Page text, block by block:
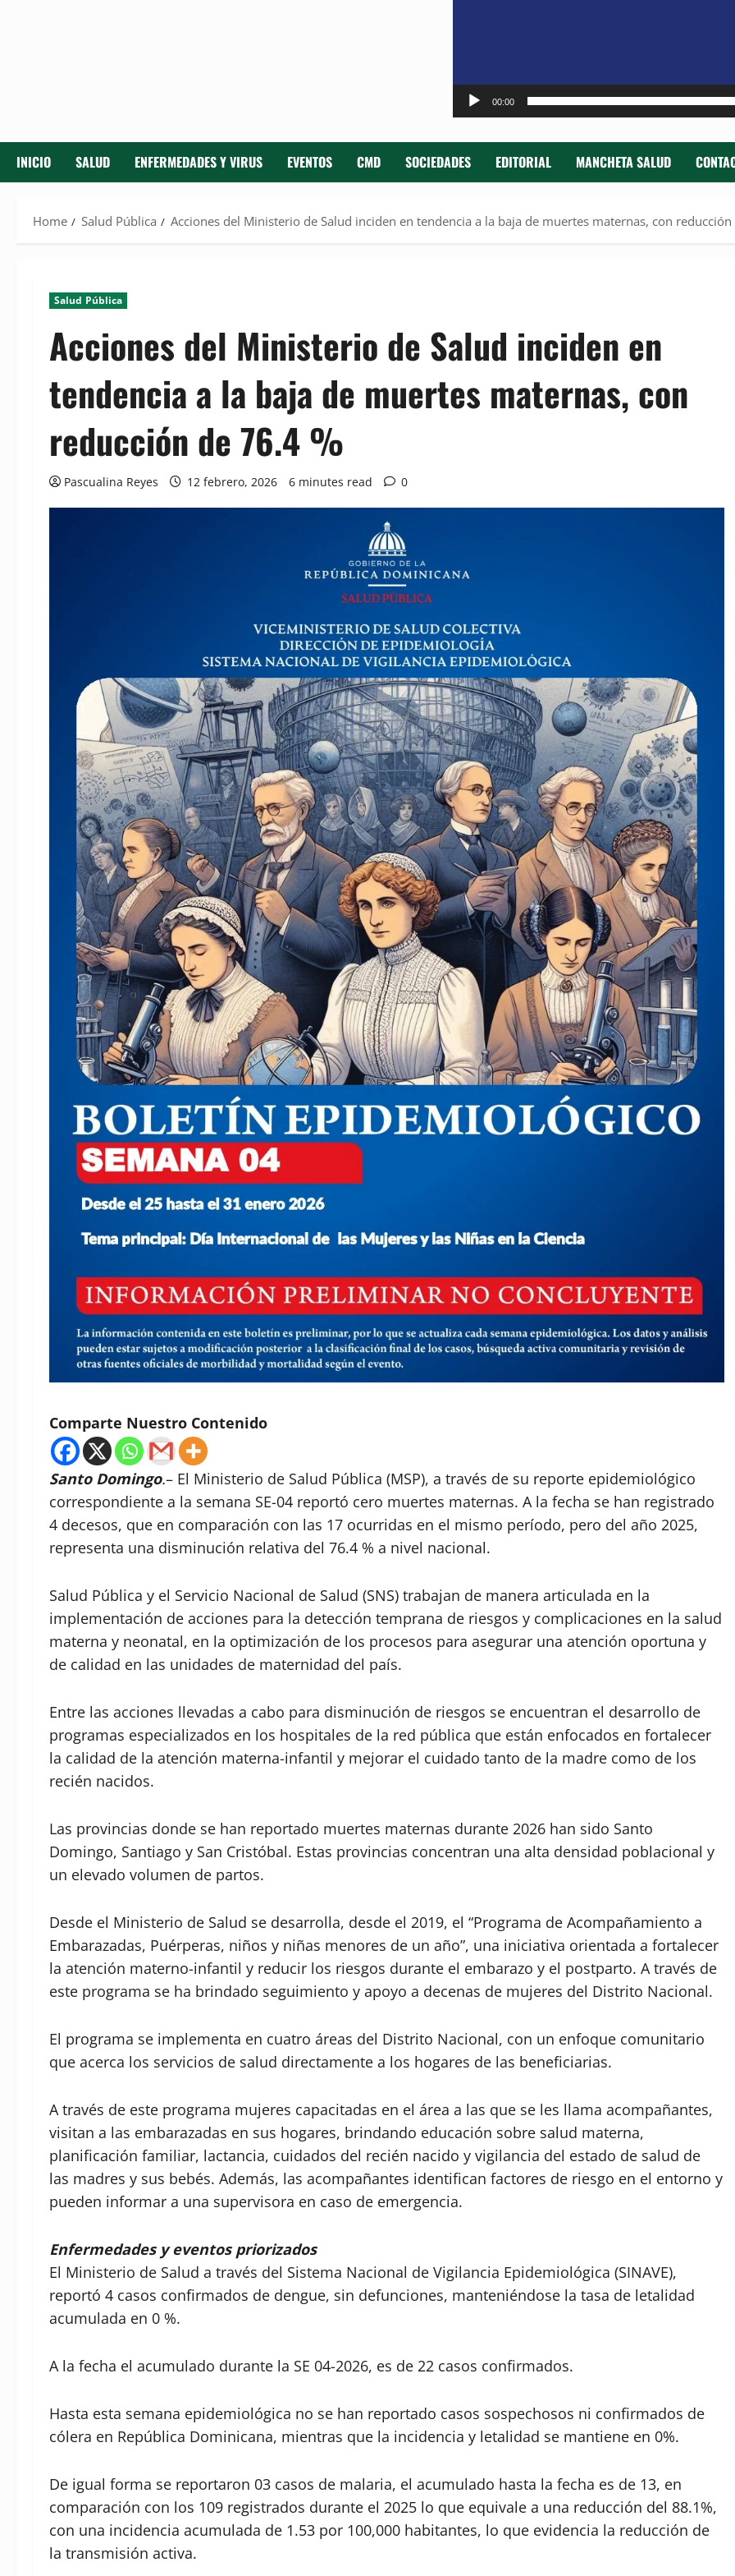
00:00
INICIO SALUD ENFERMEDADES Y VIRUS EVENTOS CMD SOCIEDADES EDITORIAL MANCHETA SALUD
Home Salud Pública Acciones del Ministerio de Salud inciden en tendencia a la baja de muertes maternas, con reducción
Salud Pública
Acciones del Ministerio de Salud inciden en
tendencia a la baja de muertes maternas, con
reducción de 76.4 %
Pascualina Reyes 12 febrero, 2026 6 minutes read 0
Comparte Nuestro Contenido
Santo Domingo.– El Ministerio de Salud Pública (MSP), a través de su reporte epidemiológico
correspondiente a la semana SE-04 reportó cero muertes maternas. A la fecha se han registrado
4 decesos, que en comparación con las 17 ocurridas en el mismo período, pero del año 2025,
representa una disminución relativa del 76.4 % a nivel nacional.
Salud Pública y el Servicio Nacional de Salud (SNS) trabajan de manera articulada en la
implementación de acciones para la detección temprana de riesgos y complicaciones en la salud
materna y neonatal, en la optimización de los procesos para asegurar una atención oportuna y
de calidad en las unidades de maternidad del país.
Entre las acciones llevadas a cabo para disminución de riesgos se encuentran el desarrollo de
programas especializados en los hospitales de la red pública que están enfocados en fortalecer
la calidad de la atención materna-infantil y mejorar el cuidado tanto de la madre como de los
recién nacidos.
Las provincias donde se han reportado muertes maternas durante 2026 han sido Santo
Domingo, Santiago y San Cristóbal. Estas provincias concentran una alta densidad poblacional y
un elevado volumen de partos.
Desde el Ministerio de Salud se desarrolla, desde el 2019, el “Programa de Acompañamiento a
Embarazadas, Puérperas, niños y niñas menores de un año”, una iniciativa orientada a fortalecer
la atención materno-infantil y reducir los riesgos durante el embarazo y el postparto. A través de
este programa se ha brindado seguimiento y apoyo a decenas de mujeres del Distrito Nacional.
El programa se implementa en cuatro áreas del Distrito Nacional, con un enfoque comunitario
que acerca los servicios de salud directamente a los hogares de las beneficiarias.
A través de este programa mujeres capacitadas en el área a las que se les llama acompañantes,
visitan a las embarazadas en sus hogares, brindando educación sobre salud materna,
planificación familiar, lactancia, cuidados del recién nacido y vigilancia del estado de salud de
las madres y sus bebés. Además, las acompañantes identifican factores de riesgo en el entorno y
pueden informar a una supervisora en caso de emergencia.
Enfermedades y eventos priorizados
El Ministerio de Salud a través del Sistema Nacional de Vigilancia Epidemiológica (SINAVE),
reportó 4 casos confirmados de dengue, sin defunciones, manteniéndose la tasa de letalidad
acumulada en 0 %.
A la fecha el acumulado durante la SE 04-2026, es de 22 casos confirmados.
Hasta esta semana epidemiológica no se han reportado casos sospechosos ni confirmados de
cólera en República Dominicana, mientras que la incidencia y letalidad se mantiene en 0%.
De igual forma se reportaron 03 casos de malaria, el acumulado hasta la fecha es de 13, en
comparación con los 109 registrados durante el 2025 lo que equivale a una reducción del 88.1%,
con una incidencia acumulada de 1.53 por 100,000 habitantes, lo que evidencia la reducción de
la transmisión activa.